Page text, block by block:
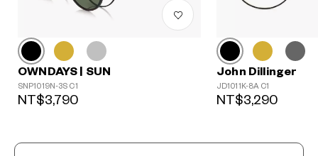
OWNDAYS | SUN
SNP1019N-3S C1
NT$3,790
John Dillinger
JD1011K-8A C1
NT$3,290